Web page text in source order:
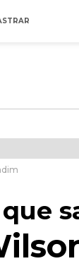
que